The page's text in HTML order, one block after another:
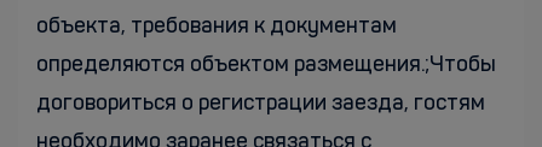
объекта, требования к документам
определяются объектом размещения.;Чтобы
договориться о регистрации заезда, гостям
необходимо заранее связаться с